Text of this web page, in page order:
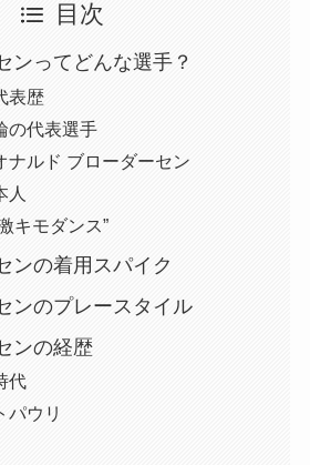
目次
ンってどんな選手？
表歴
の代表選手
ナルド ブローダーセン
人
キモダンス”
ンの着用スパイク
ンのプレースタイル
ンの経歴
代
パウリ